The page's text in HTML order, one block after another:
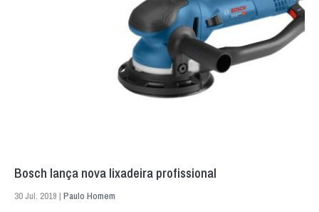
Bosch lança nova lixadeira profissional
30 Jul. 2019 | Paulo Homem